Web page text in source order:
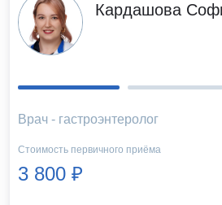
Кардашова
Врач - гастроэнтеролог
Стоимость первичного приёма
3 800 ₽